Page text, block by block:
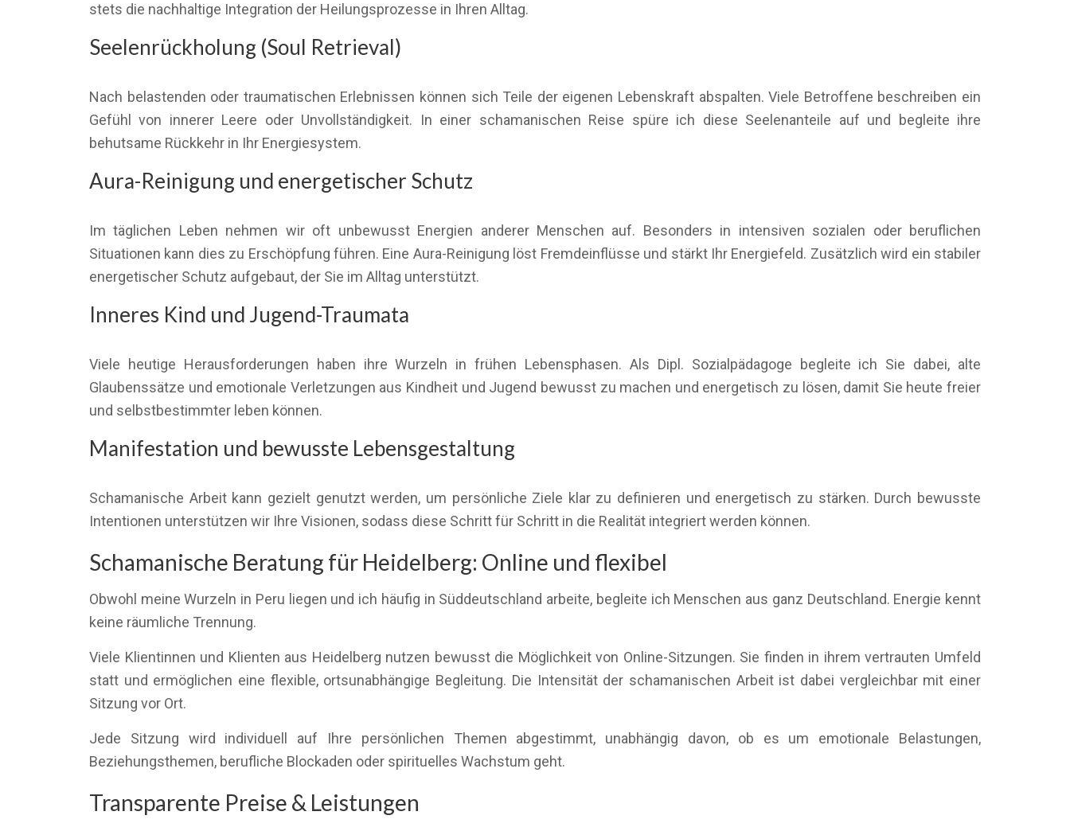
stets die nachhaltige Integration der Heilungsprozesse in Ihren Alltag.
Seelenrückholung (Soul Retrieval)
Nach belastenden oder traumatischen Erlebnissen können sich Teile der eigenen Lebenskraft abspalten. Viele Betroffene beschreiben ein
Gefühl von innerer Leere oder Unvollständigkeit. In einer schamanischen Reise spüre ich diese Seelenanteile auf und begleite ihre
behutsame Rückkehr in Ihr Energiesystem.
Aura-Reinigung und energetischer Schutz
Im täglichen Leben nehmen wir oft unbewusst Energien anderer Menschen auf. Besonders in intensiven sozialen oder beruflichen
Situationen kann dies zu Erschöpfung führen. Eine Aura-Reinigung löst Fremdeinflüsse und stärkt Ihr Energiefeld. Zusätzlich wird ein stabiler
energetischer Schutz aufgebaut, der Sie im Alltag unterstützt.
Inneres Kind und Jugend-Traumata
Viele heutige Herausforderungen haben ihre Wurzeln in frühen Lebensphasen. Als Dipl. Sozialpädagoge begleite ich Sie dabei, alte
Glaubenssätze und emotionale Verletzungen aus Kindheit und Jugend bewusst zu machen und energetisch zu lösen, damit Sie heute freier
und selbstbestimmter leben können.
Manifestation und bewusste Lebensgestaltung
Schamanische Arbeit kann gezielt genutzt werden, um persönliche Ziele klar zu definieren und energetisch zu stärken. Durch bewusste
Intentionen unterstützen wir Ihre Visionen, sodass diese Schritt für Schritt in die Realität integriert werden können.
Schamanische Beratung für Heidelberg: Online und flexibel
Obwohl meine Wurzeln in Peru liegen und ich häufig in Süddeutschland arbeite, begleite ich Menschen aus ganz Deutschland. Energie kennt
keine räumliche Trennung.
Viele Klientinnen und Klienten aus Heidelberg nutzen bewusst die Möglichkeit von Online-Sitzungen. Sie finden in ihrem vertrauten Umfeld
statt und ermöglichen eine flexible, ortsunabhängige Begleitung. Die Intensität der schamanischen Arbeit ist dabei vergleichbar mit einer
Sitzung vor Ort.
Jede Sitzung wird individuell auf Ihre persönlichen Themen abgestimmt, unabhängig davon, ob es um emotionale Belastungen,
Beziehungsthemen, berufliche Blockaden oder spirituelles Wachstum geht.
Transparente Preise & Leistungen